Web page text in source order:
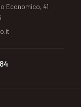
Economico, 41